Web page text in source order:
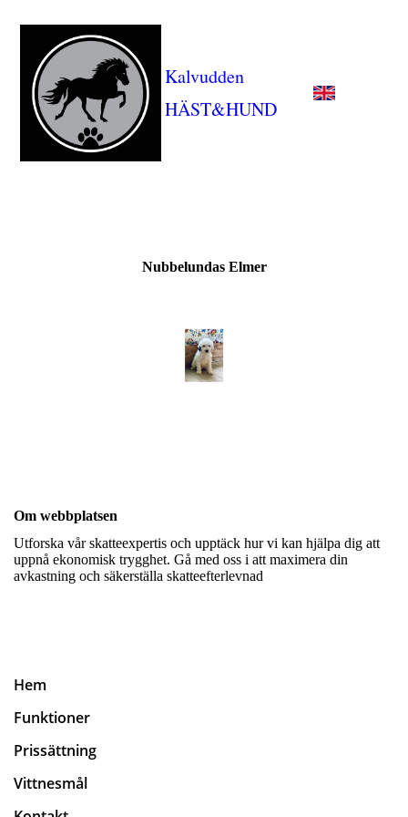
Kalvudden
HÄST&HUND
Nubbelundas Elmer
Om webbplatsen
Utforska vår skatteexpertis och upptäck hur vi kan hjälpa dig att
uppnå ekonomisk trygghet. Gå med oss i att maximera din
avkastning och säkerställa skatteefterlevnad
Hem
Funktioner
Prissättning
Vittnesmål